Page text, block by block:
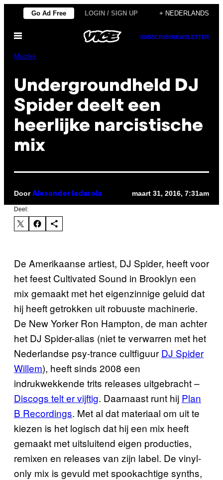
de
inhoud
Go Ad Free LOGIN / SIGN UP + NEDERLANDS
Open
SUBSCRIBENEWSLETTER
Muziek
Undergroundheld DJ
Spider deelt een
heerlijke narcistische
mix
Door Alexander Iadarola maart 31, 2016, 7:31am
Deel:
De Amerikaanse artiest, DJ Spider, heeft voor
het feest Cultivated Sound in Brooklyn een
mix gemaakt met het eigenzinnige geluid dat
hij heeft getrokken uit robuuste machinerie.
De New Yorker Ron Hampton, de man achter
het DJ Spider-alias (niet te verwarren met het
Nederlandse psy-trance cultfiguur DJ Spider
Willem), heeft sinds 2008 een
indrukwekkende trits releases uitgebracht –
Discogs telt er vijftig. Daarnaast runt hij Plan
B Recordings. Met al dat materiaal om uit te
kiezen is het logisch dat hij een mix heeft
gemaakt met uitsluitend eigen producties,
remixen en releases van zijn label. De vinyl-
only mix is gevuld met spookachtige synths,